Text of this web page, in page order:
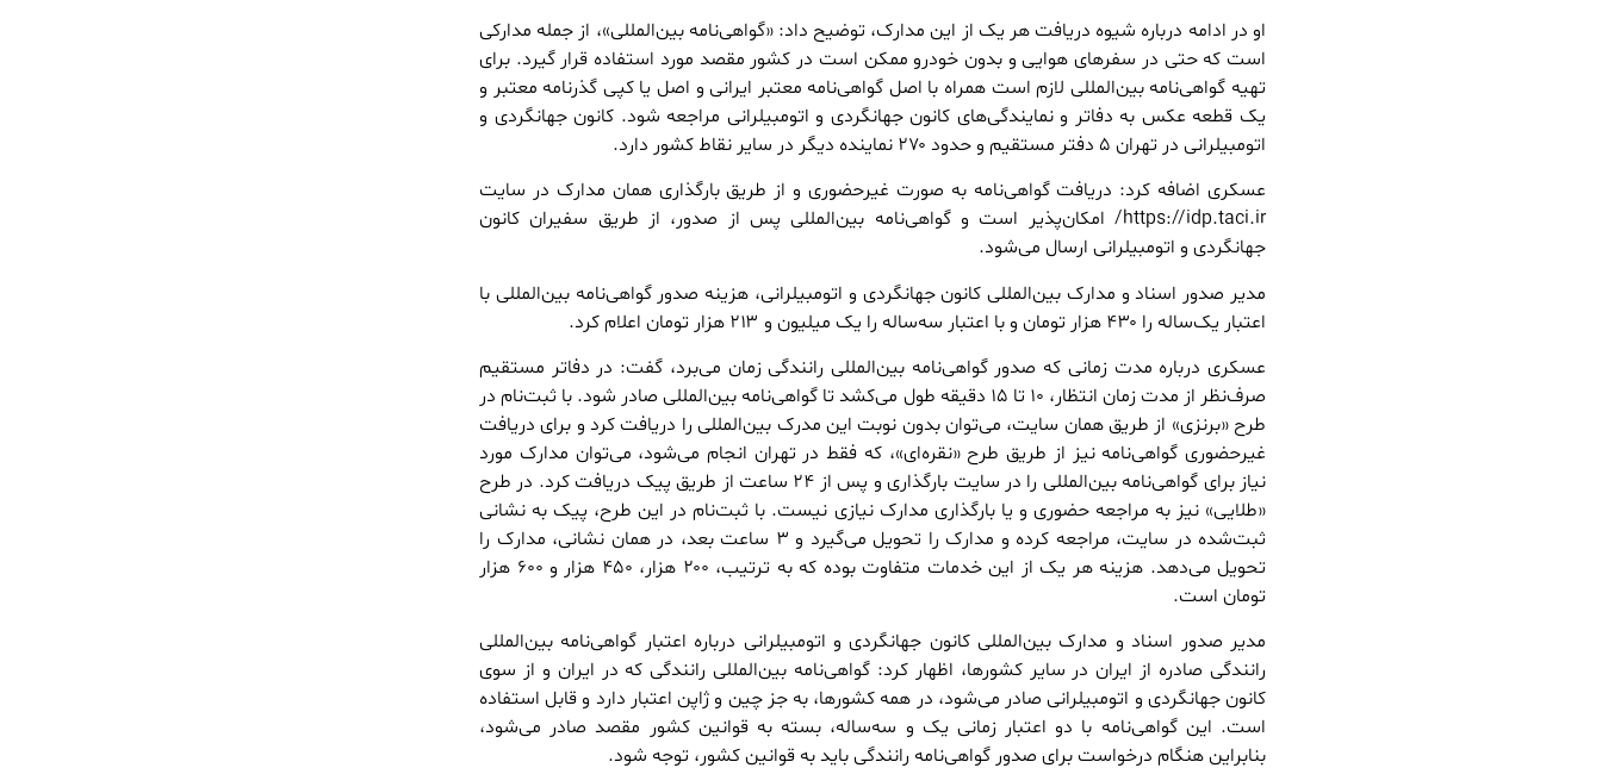
او در ادامه درباره شیوه دریافت هر یک از این مدارک، توضیح داد: «گواهی‌نامه بین‌المللی»، از جمله مدارکی
است که حتی در سفرهای هوایی و بدون خودرو ممکن است در کشور مقصد مورد استفاده قرار گیرد. برای
تهیه گواهی‌نامه بین‌المللی لازم است همراه با اصل گواهی‌نامه معتبر ایرانی و اصل یا کپی گذرنامه معتبر و
یک قطعه عکس به دفاتر و نمایندگی‌های کانون جهانگردی و اتومبیلرانی مراجعه شود. کانون جهانگردی و
اتومبیلرانی در تهران ۵ دفتر مستقیم و حدود ۲۷۰ نماینده دیگر در سایر نقاط کشور دارد.
عسکری اضافه کرد: دریافت گواهی‌نامه به صورت غیرحضوری و از طریق بارگذاری همان مدارک در سایت
https://idp.taci.ir/ امکان‌پذیر است و گواهی‌نامه بین‌المللی پس از صدور، از طریق سفیران کانون
جهانگردی و اتومبیلرانی ارسال می‌شود.
مدیر صدور اسناد و مدارک بین‌المللی کانون جهانگردی و اتومبیلرانی، هزینه صدور گواهی‌نامه بین‌المللی با
اعتبار یک‌ساله را ۴۳۰ هزار تومان و با اعتبار سه‌ساله را یک میلیون و ۲۱۳ هزار تومان اعلام کرد.
عسکری درباره مدت زمانی که صدور گواهی‌نامه بین‌المللی رانندگی زمان می‌برد، گفت: در دفاتر مستقیم
صرف‌نظر از مدت زمان انتظار، ۱۰ تا ۱۵ دقیقه طول می‌کشد تا گواهی‌نامه بین‌المللی صادر شود. با ثبت‌نام در
طرح «برنزی» از طریق همان سایت، می‌توان بدون نوبت این مدرک بین‌المللی را دریافت کرد و برای دریافت
غیرحضوری گواهی‌نامه‌ نیز از طریق طرح «نقره‌ای»، که فقط در تهران انجام می‌شود، می‌توان مدارک مورد
نیاز برای گواهی‌نامه بین‌المللی را در سایت بارگذاری و پس از ۲۴ ساعت از طریق پیک دریافت کرد. در طرح
«طلایی» نیز به مراجعه حضوری و یا بارگذاری مدارک نیازی نیست. با ثبت‌نام در این طرح، پیک به نشانی
ثبت‌شده در سایت، مراجعه کرده و مدارک را تحویل می‌گیرد و ۳ ساعت بعد، در همان نشانی، مدارک را
تحویل می‌دهد. هزینه هر یک از این خدمات متفاوت بوده که به ترتیب، ۲۰۰ هزار، ۴۵۰ هزار و ۶۰۰ هزار
تومان است.
مدیر صدور اسناد و مدارک بین‌المللی کانون جهانگردی و اتومبیلرانی درباره اعتبار گواهی‌نامه بین‌المللی
رانندگی صادره از ایران در سایر کشورها، اظهار کرد: گواهی‌نامه بین‌المللی رانندگی که در ایران و از سوی
کانون جهانگردی و اتومبیلرانی صادر می‌شود، در همه کشورها، به جز چین و ژاپن اعتبار دارد و قابل استفاده
است. این گواهی‌نامه با دو اعتبار زمانی یک و سه‌ساله، بسته به قوانین کشور مقصد صادر می‌شود،
بنابراین هنگام درخواست برای صدور گواهی‌نامه رانندگی باید به قوانین کشور، توجه شود.